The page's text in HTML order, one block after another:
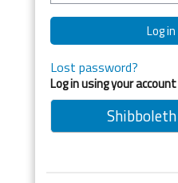
Lost password?
Log in using your